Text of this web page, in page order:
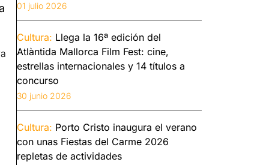
01 julio 2026
Cultura: Llega la 16ª edición del
Atlàntida Mallorca Film Fest: cine,
estrellas internacionales y 14 títulos a
concurso
30 junio 2026
Cultura: Porto Cristo inaugura el verano
con unas Fiestas del Carme 2026
repletas de actividades